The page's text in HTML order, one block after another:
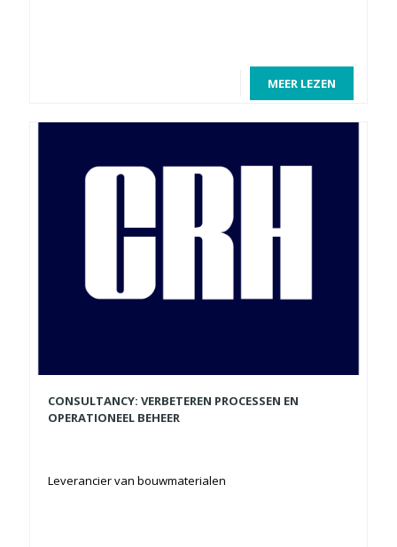
MEER LEZEN
CONSULTANCY: VERBETEREN PROCESSEN EN
OPERATIONEEL BEHEER
Leverancier van bouwmaterialen